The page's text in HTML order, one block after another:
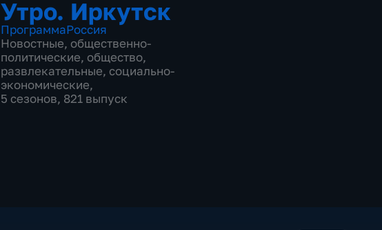
Утро. Иркутск
ПрограммаРоссия
Новостные, общественно-
политические, общество,
развлекательные, социально-
экономические,
5 сезонов, 821 выпуск